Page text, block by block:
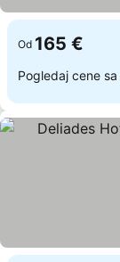
Od 165 €
Pogledaj cene sa